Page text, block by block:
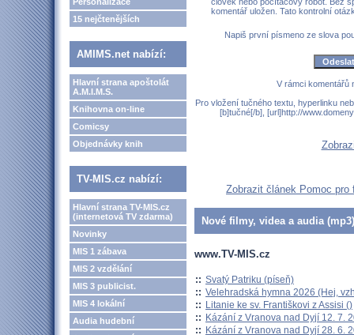
15 nejčtenějších
AMIMS.net nabízí:
Hlavní strana apoštolát
A.M.I.M.S.
Knihovna on-line
Comicsy
Objednávky knih
TV-MIS.cz nabízí:
Hlavní strana TV-MIS.cz
(internetová TV zdarma)
Novinky
MIS 1 zábava
MIS 2 vzdělání
MIS 3 publicist.
MIS 4 lokální
Audia hudební
komentář uložen. Tato kontrolní
Napiš první písmeno ze slova
V rámci komentářů
Pro vložení tučného textu, hyperlinku
[b]tučné[/b], [url]http://
Zobrazit článek Pomoc
Nové filmy, videa a audia
www.TV-MIS.cz
:: Svatý Patriku (píseň)
:: Velehradská hymna 2026 (Hej,
:: Litanie ke sv. Františkovi z Assisi ()
:: Kázání z Vranova nad Dyjí 12. 7.
:: Kázání z Vranova nad Dyjí 28. 6.